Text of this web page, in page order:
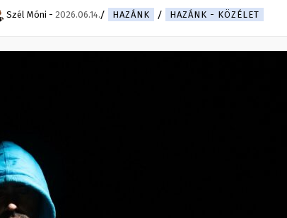
Szél Móni - 2026.06.14. HAZÁNK HAZÁNK - KÖZÉLET